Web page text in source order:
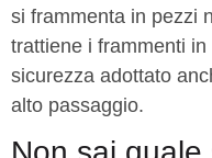
si frammenta in pezzi
trattiene i frammenti
sicurezza adottato
alto passaggio.